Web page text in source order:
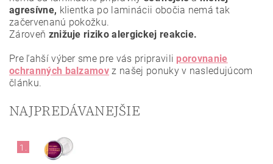
agresívne, klientka po laminácii obočia nemá tak
začervenanú pokožku.
Zároveň znižuje riziko alergickej reakcie.
Pre ľahší výber sme pre vás pripravili porovnanie
ochranných balzamov z našej ponuky v nasledujúcom
článku.
NAJPREDÁVANEJŠIE
1.